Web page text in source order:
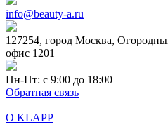
info@beauty-a.ru
127254, город Москва,
офис 1201
Пн-Пт: с 9:00 до 18:00
Обратная связь
О KLAPP